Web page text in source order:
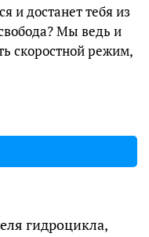
и достанет тебя из
Мы ведь и
скоростной режим,
гидроцикла,